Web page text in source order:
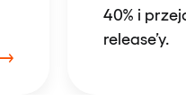
40% i
release’y.